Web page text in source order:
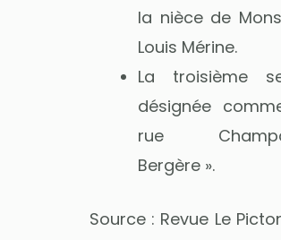
la nièce de
Louis Mérine.
La troisième
désignée
rue
Bergère ».
Source : Revue Le